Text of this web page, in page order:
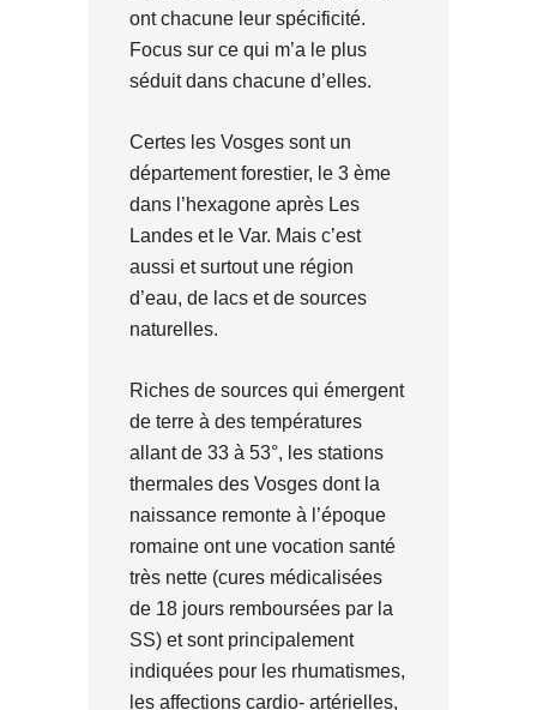
ont chacune leur spécificité.
Focus sur ce qui m’a le plus
séduit dans chacune d’elles.
Certes les Vosges sont un
département forestier, le 3 ème
dans l’hexagone après Les
Landes et le Var. Mais c’est
aussi et surtout une région
d’eau, de lacs et de sources
naturelles.
Riches de sources qui émergent
de terre à des températures
allant de 33 à 53°, les stations
thermales des Vosges dont la
naissance remonte à l’époque
romaine ont une vocation santé
très nette (cures médicalisées
de 18 jours remboursées par la
SS) et sont principalement
indiquées pour les rhumatismes,
les affections cardio- artérielles,